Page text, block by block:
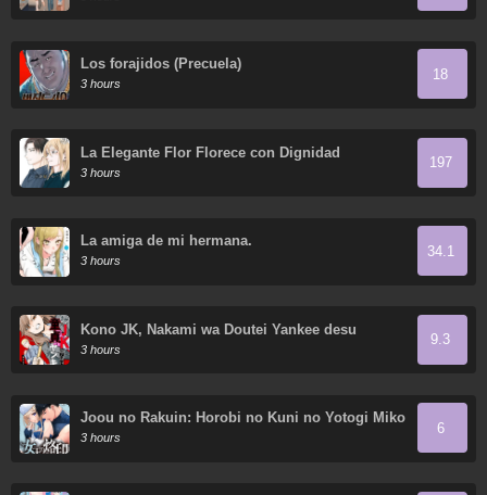
Los forajidos (Precuela)
3 hours
18
La Elegante Flor Florece con Dignidad
3 hours
197
La amiga de mi hermana.
3 hours
34.1
Kono JK, Nakami wa Doutei Yankee desu
3 hours
9.3
Joou no Rakuin: Horobi no Kuni no Yotogi Miko
3 hours
6